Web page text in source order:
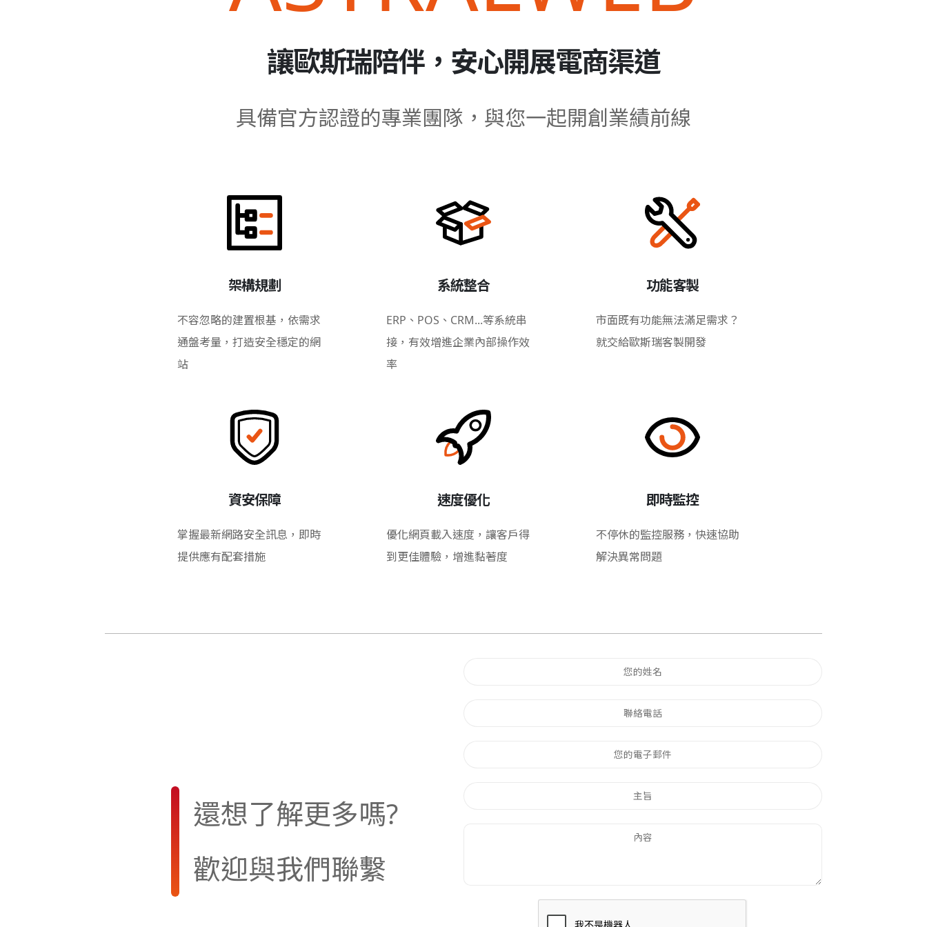
讓歐斯瑞陪伴，安心開展電商渠道
具備官方認證的專業團隊，與您一起開創業績前線
架構規劃
不容忽略的建置根基，依需求
通盤考量，打造安全穩定的網
站
系統整合
ERP、POS、CRM...等系統串
接，有效增進企業內部操作效
率
功能客製
市面既有功能無法滿足需求？
就交給歐斯瑞客製開發
資安保障
掌握最新網路安全訊息，即時
提供應有配套措施
速度優化
優化網頁載入速度，讓客戶得
到更佳體驗，增進黏著度
即時監控
不停休的監控服務，快速協助
解決異常問題
還想了解更多嗎?
歡迎與我們聯繫